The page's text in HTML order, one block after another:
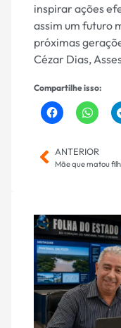
inspirar ações
assim um futuro
próximas
Cézar Dias,
Compartilhe isso:
ANTERIOR